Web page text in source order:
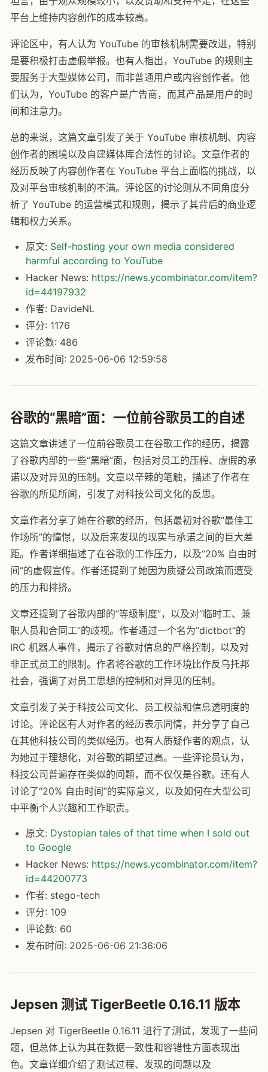
平台上维持内容创作的成本较高。
评论区中，有人认为 YouTube 的审核机制需要改进，特别
是要积极打击虚假举报。也有人指出，YouTube 的规则主
要服务于大型媒体公司，而非普通用户或内容创作者。他
们认为，YouTube 的客户是广告商，而其产品是用户的时
间和注意力。
总的来说，这篇文章引发了关于 YouTube 审核机制、内容
创作者的困境以及自建媒体库合法性的讨论。文章作者的
经历反映了内容创作者在 YouTube 平台上面临的挑战，以
及对平台审核机制的不满。评论区的讨论则从不同角度分
析了 YouTube 的运营模式和规则，揭示了其背后的商业逻
辑和权力关系。
原文: Self-hosting your own media considered
harmful according to YouTube
Hacker News: https://news.ycombinator.com/item?
id=44197932
作者: DavideNL
评分: 1176
评论数: 486
发布时间: 2025-06-06 12:59:58
谷歌的“黑暗”面：一位前谷歌员工的自述
这篇文章讲述了一位前谷歌员工在谷歌工作的经历，揭露
了谷歌内部的一些“黑暗”面，包括对员工的压榨、虚假的承
诺以及对异见的压制。文章以辛辣的笔触，描述了作者在
谷歌的所见所闻，引发了对科技公司文化的反思。
文章作者分享了她在谷歌的经历，包括最初对谷歌“最佳工
作场所”的憧憬，以及后来发现的现实与承诺之间的巨大差
距。作者详细描述了在谷歌的工作压力，以及“20% 自由时
间”的虚假宣传。作者还提到了她因为质疑公司政策而遭受
的压力和排挤。
文章还提到了谷歌内部的“等级制度”，以及对“临时工、兼
职人员和合同工”的歧视。作者通过一个名为“dictbot”的
IRC 机器人事件，揭示了谷歌对信息的严格控制，以及对
非正式员工的限制。作者将谷歌的工作环境比作反乌托邦
社会，强调了对员工思想的控制和对异见的压制。
文章引发了关于科技公司文化、员工权益和信息透明度的
讨论。评论区有人对作者的经历表示同情，并分享了自己
在其他科技公司的类似经历。也有人质疑作者的观点，认
为她过于理想化，对谷歌的期望过高。一些评论员认为，
科技公司普遍存在类似的问题，而不仅仅是谷歌。还有人
讨论了“20% 自由时间”的实际意义，以及如何在大型公司
中平衡个人兴趣和工作职责。
原文: Dystopian tales of that time when I sold out
to Google
Hacker News: https://news.ycombinator.com/item?
id=44200773
作者: stego-tech
评分: 109
评论数: 60
发布时间: 2025-06-06 21:36:06
Jepsen 测试 TigerBeetle 0.16.11 版本
Jepsen 对 TigerBeetle 0.16.11 进行了测试，发现了一些问
题，但总体上认为其在数据一致性和容错性方面表现出
色。文章详细介绍了测试过程、发现的问题以及